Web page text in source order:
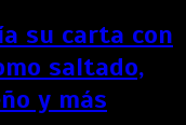
su carta con
saltado,
y más